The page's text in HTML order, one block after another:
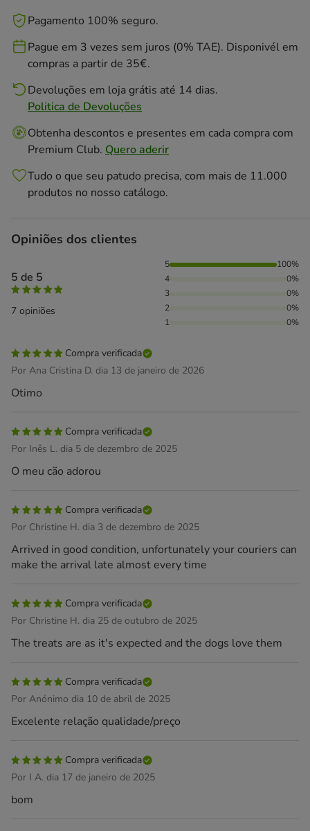
Pagamento 100% seguro.
Pague em 3 vezes sem juros (0% TAE). Disponivél em
compras a partir de 35€.
Devoluções em loja grátis até 14 dias.
Politica de Devoluções
Obtenha descontos e presentes em cada compra com
Premium Club. Quero aderir
Tudo o que seu patudo precisa, com mais de 11.000
produtos no nosso catálogo.
Opiniões dos clientes
5 de 5
7 opiniões
100% das pessoas avaliaram com 5 estrelas,
5
100%
4
0%
3
0%
2
0%
1
0%
Compra verificada
Por Ana Cristina D. dia 13 de janeiro de 2026
Otimo
Compra verificada
Por Inês L. dia 5 de dezembro de 2025
O meu cão adorou
Compra verificada
Por Christine H. dia 3 de dezembro de 2025
Arrived in good condition, unfortunately your couriers can
make the arrival late almost every time
Compra verificada
Por Christine H. dia 25 de outubro de 2025
The treats are as it's expected and the dogs love them
Compra verificada
Por Anónimo dia 10 de abril de 2025
Excelente relação qualidade/preço
Compra verificada
Por I A. dia 17 de janeiro de 2025
bom